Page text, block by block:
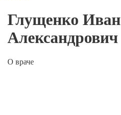
Глущенко Иван
Александрович
О враче